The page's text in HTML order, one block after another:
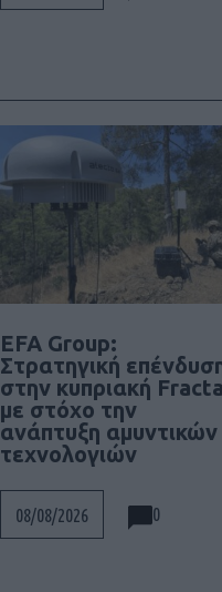
EFA Group:
Στρατηγική
στην κυπριακή
με στόχο την
ανάπτυξη αμυντικών
τεχνολογιών
08/08/2026 0